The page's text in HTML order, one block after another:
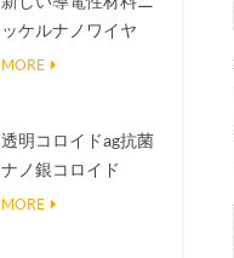
ッケルナノワイヤ
NINWS
MORE
透明コロイドag抗菌
ナノ銀コロイド
MORE